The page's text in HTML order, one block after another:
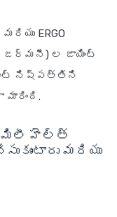
ERGO
జర్మనీ) ల జాయింట్
నిష్పత్తిని
హెల్త్
మరియు